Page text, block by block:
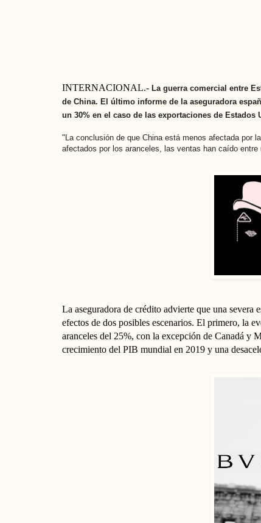
INTERNACIONAL.- La guerra comercial entre
de China. El último informe de la aseguradora
un 30% en el caso de las exportaciones de Estados
"La conclusión de que China está menos afectada por
afectados por los aranceles, las ventas han caído
La aseguradora de crédito advierte que una
efectos de dos posibles escenarios. El primero, la
aranceles del 25%, con la excepción de Canadá y
crecimiento del PIB mundial en 2019 y una